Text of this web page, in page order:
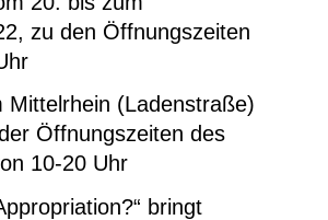
zu den Öffnungszeiten
Mittelrhein (Ladenstraße)
Öffnungszeiten des
10-20 Uhr
bringt